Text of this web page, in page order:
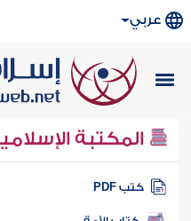
عربي
المكتبة
كتب PDF